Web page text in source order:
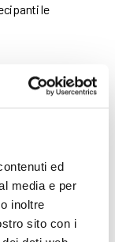
ed
media e per
inoltre
sito con i
le
le
semoventi